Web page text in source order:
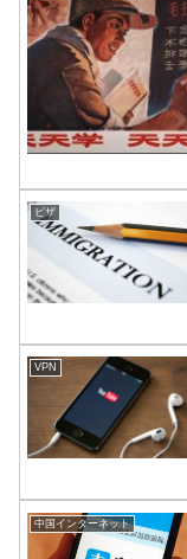
ビザ
VPN
中国インターネット